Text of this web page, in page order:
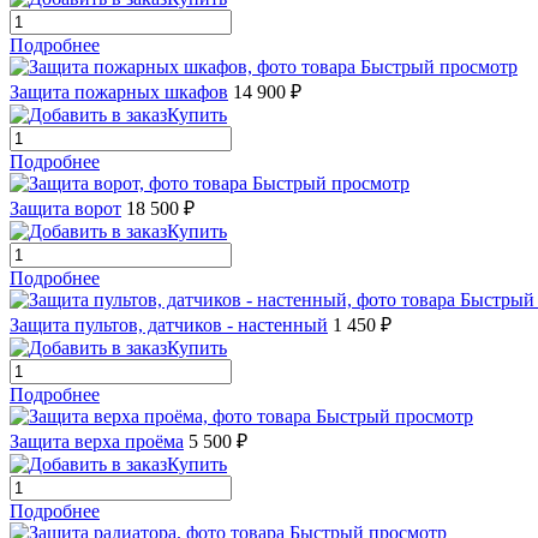
Подробнее
Быстрый просмотр
Защита пожарных шкафов 14 900 ₽
Купить
Подробнее
Быстрый просмотр
Защита ворот 18 500 ₽
Купить
Подробнее
Быстрый
Защита пультов, датчиков - настенный 1 450 ₽
Купить
Подробнее
Быстрый просмотр
Защита верха проёма 5 500 ₽
Купить
Подробнее
Быстрый просмотр